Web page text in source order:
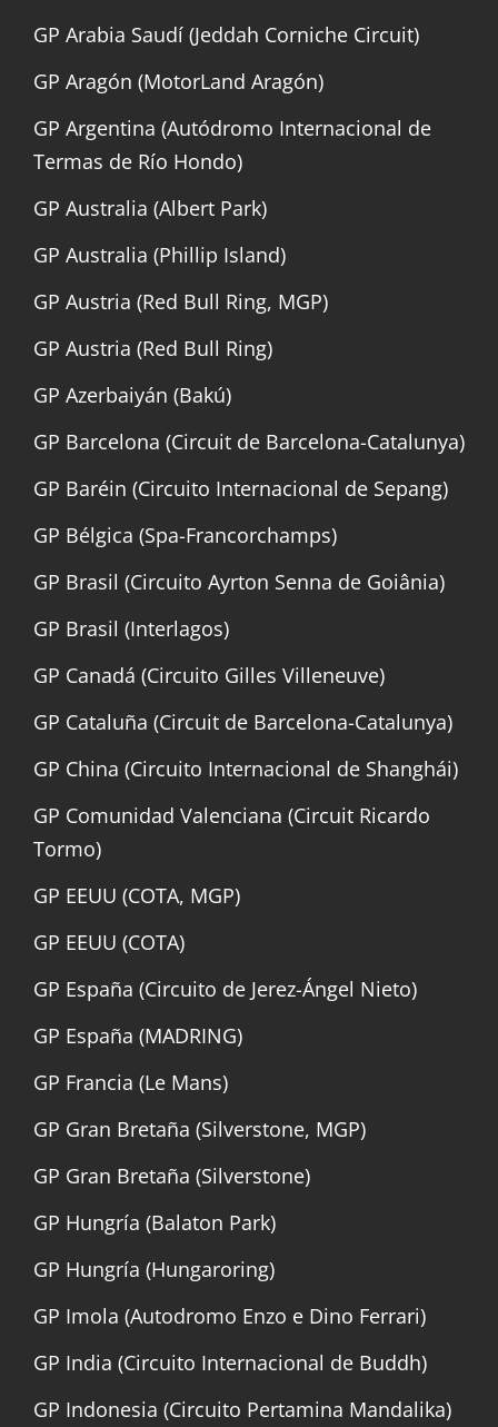
GP Arabia Saudí (Jeddah Corniche Circuit)
GP Aragón (MotorLand Aragón)
GP Argentina (Autódromo Internacional de
Termas de Río Hondo)
GP Australia (Albert Park)
GP Australia (Phillip Island)
GP Austria (Red Bull Ring, MGP)
GP Austria (Red Bull Ring)
GP Azerbaiyán (Bakú)
GP Barcelona (Circuit de Barcelona-Catalunya)
GP Baréin (Circuito Internacional de Sepang)
GP Bélgica (Spa-Francorchamps)
GP Brasil (Circuito Ayrton Senna de Goiânia)
GP Brasil (Interlagos)
GP Canadá (Circuito Gilles Villeneuve)
GP Cataluña (Circuit de Barcelona-Catalunya)
GP China (Circuito Internacional de Shanghái)
GP Comunidad Valenciana (Circuit Ricardo
Tormo)
GP EEUU (COTA, MGP)
GP EEUU (COTA)
GP España (Circuito de Jerez-Ángel Nieto)
GP España (MADRING)
GP Francia (Le Mans)
GP Gran Bretaña (Silverstone, MGP)
GP Gran Bretaña (Silverstone)
GP Hungría (Balaton Park)
GP Hungría (Hungaroring)
GP Imola (Autodromo Enzo e Dino Ferrari)
GP India (Circuito Internacional de Buddh)
GP Indonesia (Circuito Pertamina Mandalika)